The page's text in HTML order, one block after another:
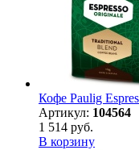
Кофе Paulig
Артикул: 104564
1 514 руб.
В корзину